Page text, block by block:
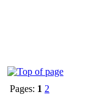
Pages: 1 2